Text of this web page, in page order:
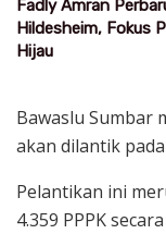
Fadly Amran
Hildesheim, Fokus
Hijau
Bawaslu Sumbar
akan dilantik
Pelantikan ini
4.359 PPPK